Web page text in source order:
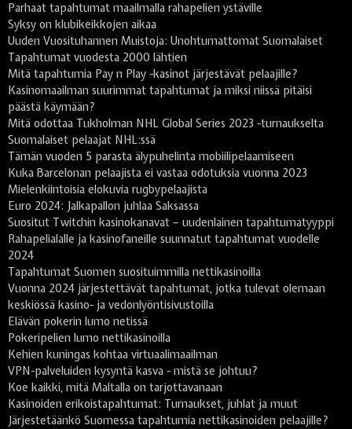
Parhaat tapahtumat maailmalla rahapelien ystäville
Syksy on klubikeikkojen aikaa
Uuden Vuosituhannen Muistoja: Unohtumattomat Suomalaiset
Tapahtumat vuodesta 2000 lähtien
Mitä tapahtumia Pay n Play -kasinot järjestävät pelaajille?
Kasinomaailman suurimmat tapahtumat ja miksi niissä pitäisi
päästä käymään?
Mitä odottaa Tukholman NHL Global Series 2023 -turnaukselta
Suomalaiset pelaajat NHL:ssä
Tämän vuoden 5 parasta älypuhelinta mobiilipelaamiseen
Kuka Barcelonan pelaajista ei vastaa odotuksia vuonna 2023
Mielenkiintoisia elokuvia rugbypelaajista
Euro 2024: Jalkapallon juhlaa Saksassa
Suositut Twitchin kasinokanavat – uudenlainen tapahtumatyyppi
Rahapelialalle ja kasinofaneille suunnatut tapahtumat vuodelle
2024
Tapahtumat Suomen suosituimmilla nettikasinoilla
Vuonna 2024 järjestettävät tapahtumat, jotka tulevat olemaan
keskiössä kasino- ja vedonlyöntisivustoilla
Elävän pokerin lumo netissä
Pokeripelien lumo nettikasinoilla
Kehien kuningas kohtaa virtuaalimaailman
VPN-palveluiden kysyntä kasva - mistä se johtuu?
Koe kaikki, mitä Maltalla on tarjottavanaan
Kasinoiden erikoistapahtumat: Turnaukset, juhlat ja muut
Järjestetäänkö Suomessa tapahtumia nettikasinoiden pelaajille?